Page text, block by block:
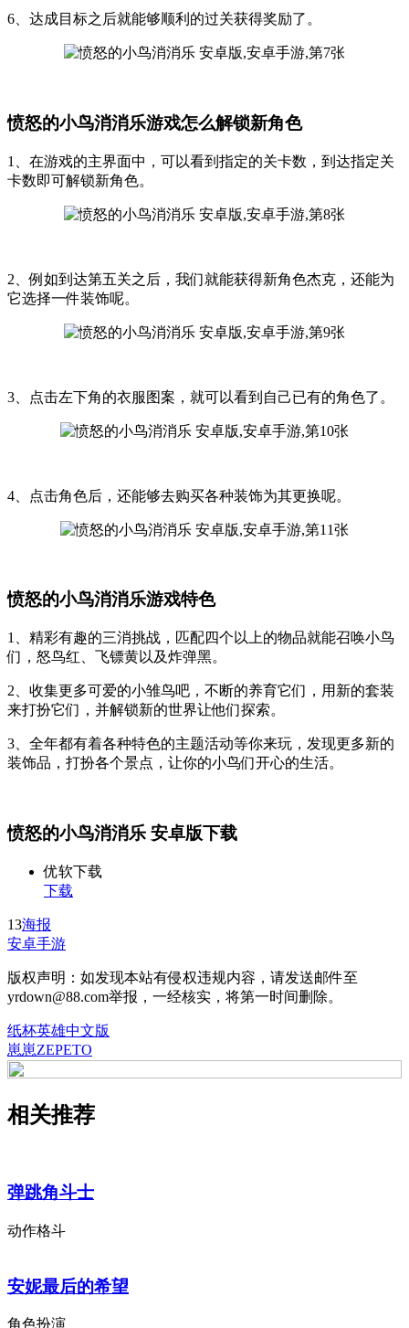
6、达成目标之后就能够顺利的过关获得奖励了。
愤怒的小鸟消消乐游戏怎么解锁新角色
1、在游戏的主界面中，可以看到指定的关卡数，到达指定关
卡数即可解锁新角色。
2、例如到达第五关之后，我们就能获得新角色杰克，还能为
它选择一件装饰呢。
3、点击左下角的衣服图案，就可以看到自己已有的角色了。
4、点击角色后，还能够去购买各种装饰为其更换呢。
愤怒的小鸟消消乐游戏特色
1、精彩有趣的三消挑战，匹配四个以上的物品就能召唤小鸟
们，怒鸟红、飞镖黄以及炸弹黑。
2、收集更多可爱的小雏鸟吧，不断的养育它们，用新的套装
来打扮它们，并解锁新的世界让他们探索。
3、全年都有着各种特色的主题活动等你来玩，发现更多新的
装饰品，打扮各个景点，让你的小鸟们开心的生活。
愤怒的小鸟消消乐 安卓版下载
优软下载
下载
13海报
安卓手游
版权声明：如发现本站有侵权违规内容，请发送邮件至
yrdown@88.com举报，一经核实，将第一时间删除。
纸杯英雄中文版
崽崽ZEPETO
相关推荐
弹跳角斗士
动作格斗
安妮最后的希望
角色扮演